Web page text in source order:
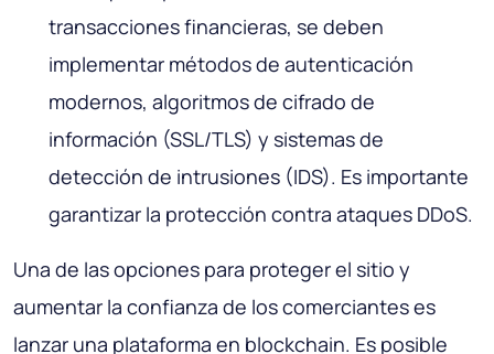
transacciones financieras, se deben
implementar métodos de autenticación
modernos, algoritmos de cifrado de
información (SSL/TLS) y sistemas de
detección de intrusiones (IDS). Es importante
garantizar la protección contra ataques DDoS.
Una de las opciones para proteger el sitio y
aumentar la confianza de los comerciantes es
lanzar una plataforma en blockchain. Es posible